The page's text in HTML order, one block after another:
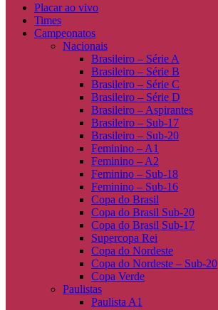
Placar ao vivo
Times
Campeonatos
Nacionais
Brasileiro – Série A
Brasileiro – Série B
Brasileiro – Série C
Brasileiro – Série D
Brasileiro – Aspirantes
Brasileiro – Sub-17
Brasileiro – Sub-20
Feminino – A1
Feminino – A2
Feminino – Sub-18
Feminino – Sub-16
Copa do Brasil
Copa do Brasil Sub-20
Copa do Brasil Sub-17
Supercopa Rei
Copa do Nordeste
Copa do Nordeste – Sub-20
Copa Verde
Paulistas
Paulista A1